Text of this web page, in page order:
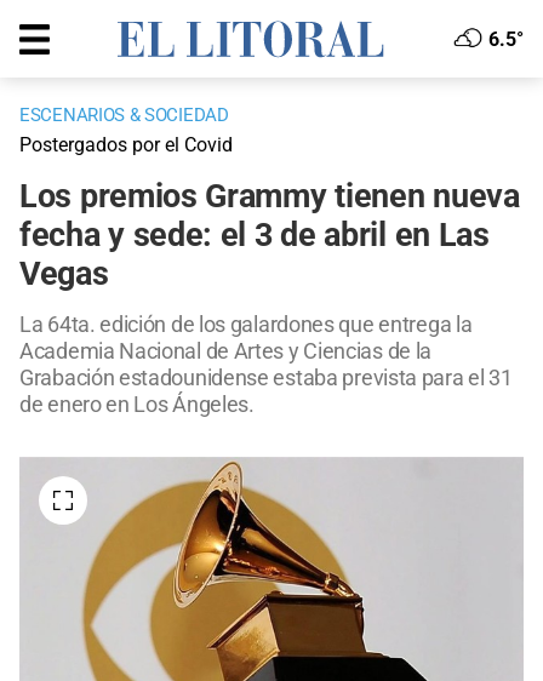
6.5°
ESCENARIOS & SOCIEDAD
Postergados por el Covid
Los premios Grammy tienen nueva
fecha y sede: el 3 de abril en Las
Vegas
La 64ta. edición de los galardones que entrega la
Academia Nacional de Artes y Ciencias de la
Grabación estadounidense estaba prevista para el 31
de enero en Los Ángeles.